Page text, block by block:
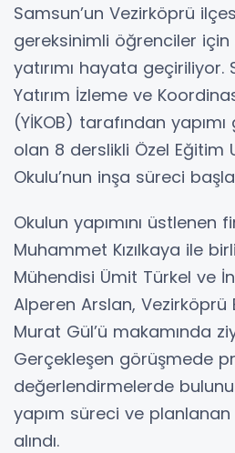
Samsun’un Vezirköprü
gereksinimli öğrenciler
yatırımı hayata geçiriliyor.
Yatırım İzleme ve
(YİKOB) tarafından
olan 8 derslikli Özel Eğitim
Okulu’nun inşa süreci
Okulun yapımını üstlenen
Muhammet Kızılkaya ile
Mühendisi Ümit Türkel ve
Alperen Arslan, Vezirköprü
Murat Gül’ü makamında
Gerçekleşen görüşmede
değerlendirmelerde
yapım süreci ve
alındı.